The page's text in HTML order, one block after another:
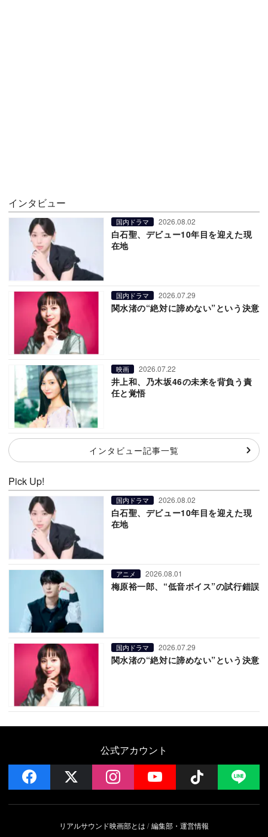
インタビュー
国内ドラマ 2026.08.02
白石聖、デビュー10年目を迎えた現
在地
国内ドラマ 2026.07.29
関水渚の“絶対に諦めない”という決意
映画 2026.07.22
井上和、乃木坂46の未来を背負う責
任と覚悟
インタビュー記事一覧
Pick Up!
国内ドラマ 2026.08.02
白石聖、デビュー10年目を迎えた現
在地
アニメ 2026.08.01
梅原裕一郎、“低音ボイス”の試行錯誤
国内ドラマ 2026.07.29
関水渚の“絶対に諦めない”という決意
公式アカウント
facebook instagramYouTube Follow
リアルサウンド映画部とは 編集部・運営情報